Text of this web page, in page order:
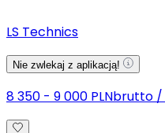
LS Technics
Nie zwlekaj z aplikacją!
8 350 - 9 000 PLNbrutto /